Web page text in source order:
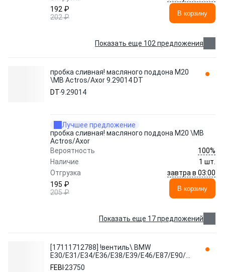
192 ₽
202 ₽
В корзину
Показать еще 102 предложения
пробка сливная! масляного поддона M20
\MB Actros/Axor 9.29014 DT
DT9.29014
Лучшее предложение
пробка сливная! масляного поддона M20 \MB
Actros/Axor
Вероятность
100%
Наличие
1 шт.
Отгрузка
завтра в 03:00
195 ₽
205 ₽
В корзину
Показать еще 17 предложений
[17111712788] !вентиль\ BMW
E30/E31/E34/E36/E38/E39/E46/E87/E90/X3/Z3/Z4
all воздушный клапан 23750 FEBI
FEBI 23750